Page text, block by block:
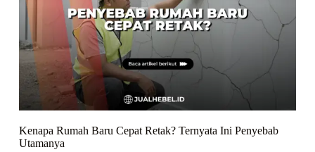
Kenapa Rumah Baru Cepat Retak? Ternyata Ini Penyebab
Utamanya